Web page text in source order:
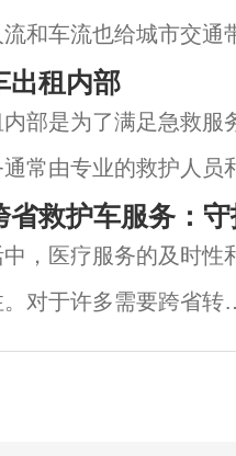
和车流也给城市交通
救护车长途出租逐渐
人们提供了更加便捷、
出租内部
部是为了满足急救服
常由专业的救护人员
过程中获得最高水平
包括一系列现代化的医
省救护车服务：
，医疗服务的及时性
对于许多需要跨省转
车服务成为了他们医